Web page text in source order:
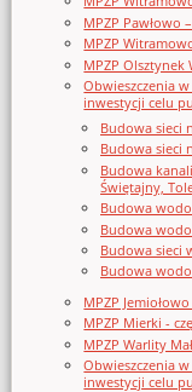
MPZP Pawłowo
MPZP
MPZP Olsztynek
Obwieszczenia
inwestycji celu
Budowa sieci
Budowa sieci
Budowa
Świętajny,
Budowa
Budowa
Budowa sieci
Budowa
MPZP Jemiołowo
MPZP Mierki -
MPZP Warlity
Obwieszczenia
inwestycji celu